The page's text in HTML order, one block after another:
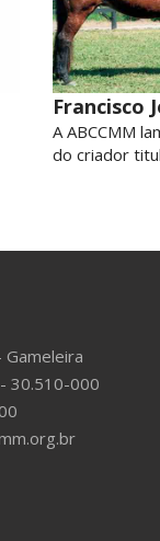
Francisco
A ABCCMM
do criador
Gameleira
30.510-000